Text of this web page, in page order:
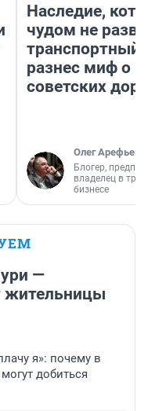
Наследие,
чудом не
транспортный
разнес миф о
советских
Олег Арефьев
Блогер,
владелец в
бизнесе
—
жительницы
я»: почему в
добиться